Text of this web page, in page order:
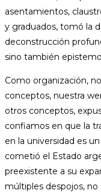
asentamientos,
y graduados, tomó la
deconstrucción
sino también
Como organización,
conceptos, nuestra
otros conceptos,
confiamos en que la
en la universidad es
cometió el Estado
preexistente a su
múltiples despojos, no